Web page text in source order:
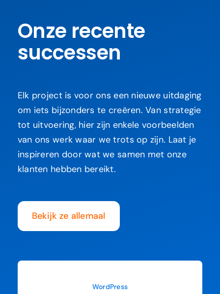
Onze recente
successen
Elk project is voor ons een nieuwe uitdaging
om iets bijzonders te creëren. Van strategie
tot uitvoering, hier zijn enkele voorbeelden
van ons werk waar we trots op zijn. Laat je
inspireren door wat we samen met onze
klanten hebben bereikt.
Bekijk ze allemaal
WordPress